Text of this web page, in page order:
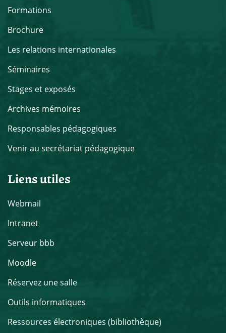
Formations
Brochure
Les relations internationales
Séminaires
Stages et exposés
Archives mémoires
Responsables pédagogiques
Venir au secrétariat pédagogique
Liens utiles
Webmail
Intranet
Serveur bbb
Moodle
Réservez une salle
Outils informatiques
Ressources électroniques (bibliothèque)